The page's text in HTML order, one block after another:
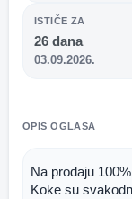
ISTIČE ZA
26 dana
03.09.2026.
OPIS OGLASA
Na prodaju
Koke su